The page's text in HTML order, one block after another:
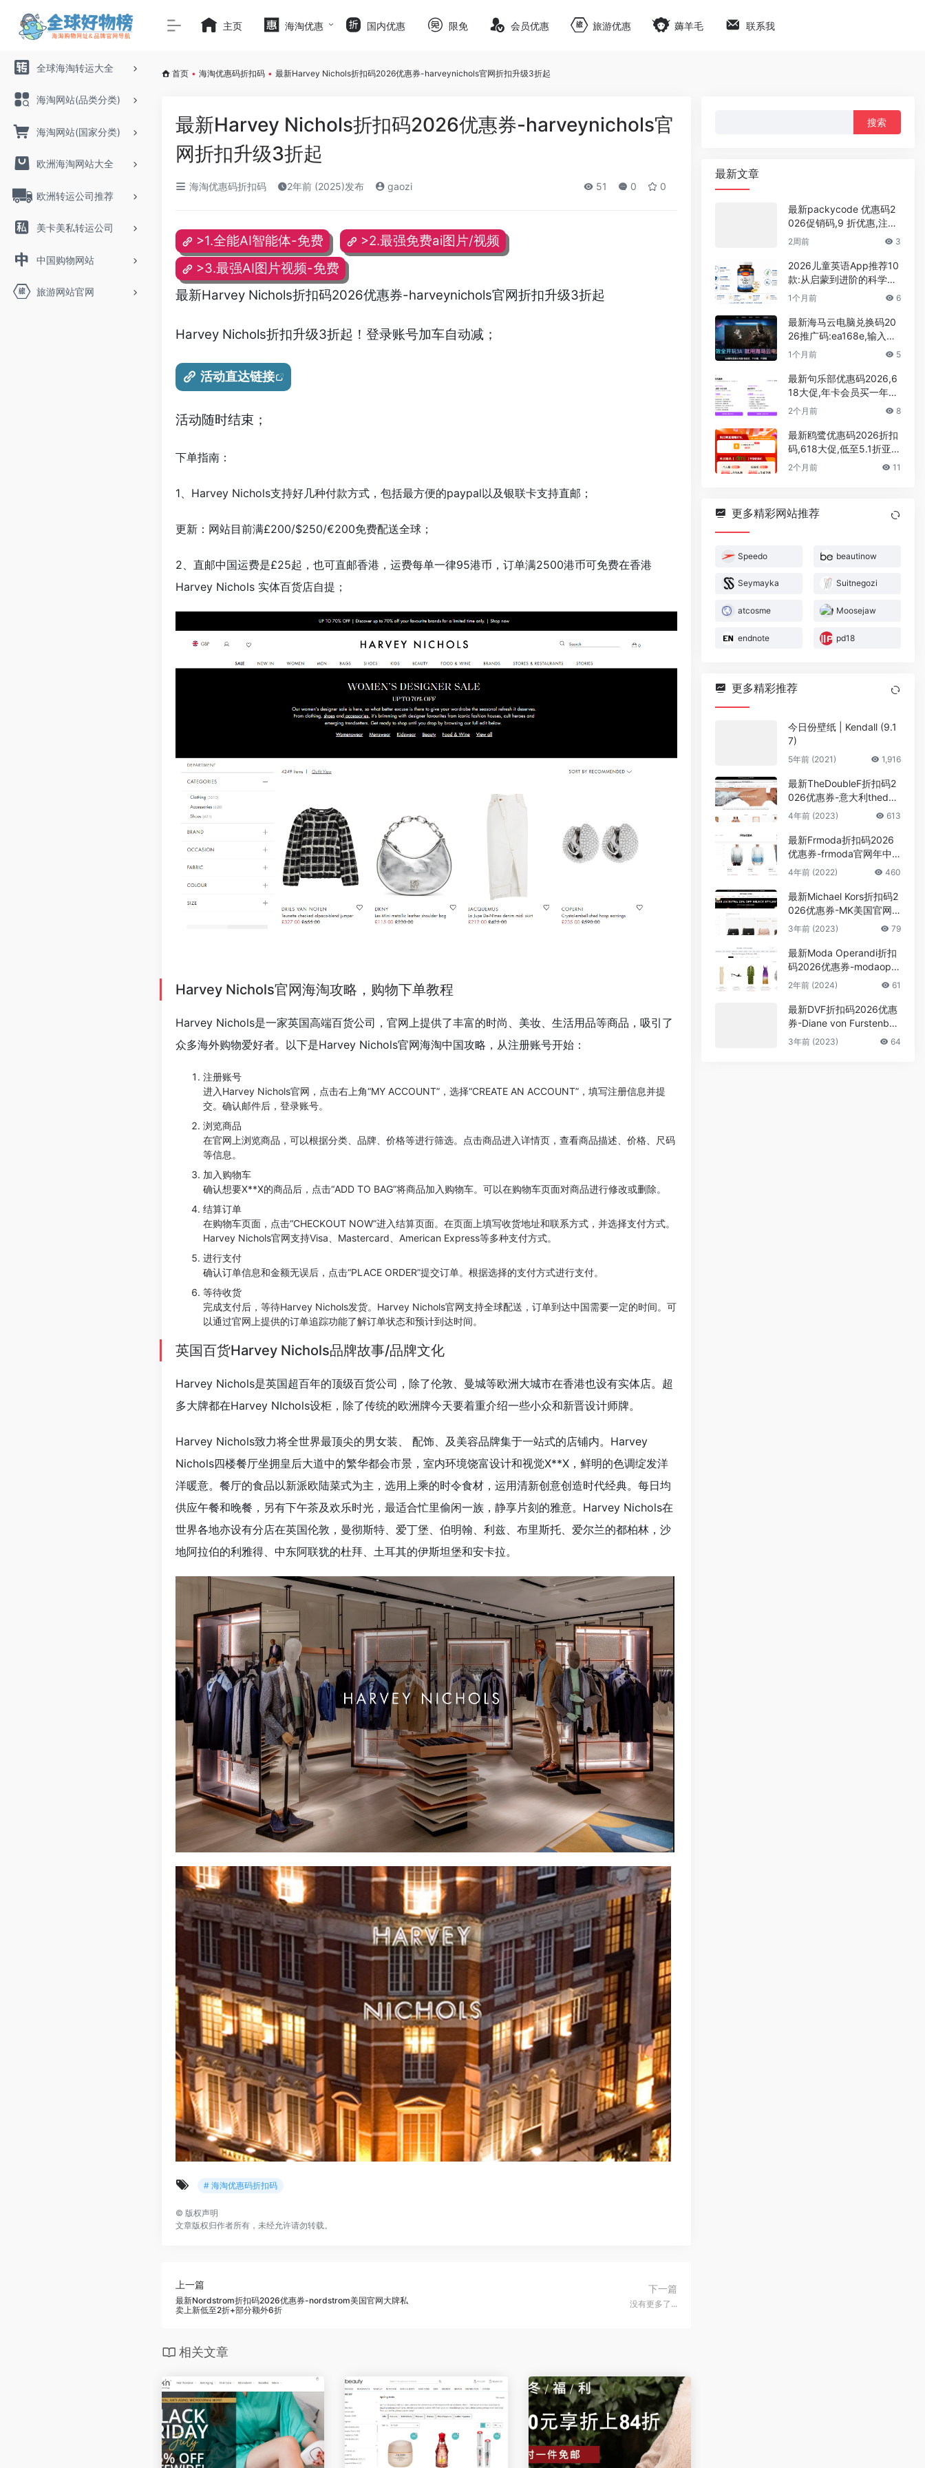
全球海淘转运大全
海淘网站(品类分类)
海淘网站(国家分类)
欧洲海淘网站大全
欧洲转运公司推荐
美卡美私转运公司
中国购物网站
旅游网站官网
主页 海淘优惠 国内优惠 限免 会员优惠 旅游优惠 薅羊毛 联系我
首页 • 海淘优惠码折扣码 • 最新Harvey Nichols折扣码2026优惠券-harveynichols官网折扣升级3折起
最新Harvey Nichols折扣码2026优惠券-harveynichols官
网折扣升级3折起
海淘优惠码折扣码 2年前 (2025)发布 gaozi 51 0 0
>1.全能AI智能体-免费
>2.最强免费ai图片/视频
>3.最强AI图片视频-免费
最新Harvey Nichols折扣码2026优惠券-harveynichols官网折扣升级3折起
Harvey Nichols折扣升级3折起！登录账号加车自动减；
活动直达链接
活动随时结束；
下单指南：
1、Harvey Nichols支持好几种付款方式，包括最方便的paypal以及银联卡支持直邮；
更新：网站目前满£200/$250/€200免费配送全球；
2、直邮中国运费是£25起，也可直邮香港，运费每单一律95港币，订单满2500港币可免费在香港
Harvey Nichols 实体百货店自提；
Harvey Nichols官网海淘攻略，购物下单教程
Harvey Nichols是一家英国高端百货公司，官网上提供了丰富的时尚、美妆、生活用品等商品，吸引了
众多海外购物爱好者。以下是Harvey Nichols官网海淘中国攻略，从注册账号开始：
注册账号
进入Harvey Nichols官网，点击右上角“MY ACCOUNT”，选择“CREATE AN ACCOUNT”，填写注册信息并提
交。确认邮件后，登录账号。
浏览商品
在官网上浏览商品，可以根据分类、品牌、价格等进行筛选。点击商品进入详情页，查看商品描述、价格、尺码
等信息。
加入购物车
确认想要X**X的商品后，点击“ADD TO BAG”将商品加入购物车。可以在购物车页面对商品进行修改或删除。
结算订单
在购物车页面，点击“CHECKOUT NOW”进入结算页面。在页面上填写收货地址和联系方式，并选择支付方式。
Harvey Nichols官网支持Visa、Mastercard、American Express等多种支付方式。
进行支付
确认订单信息和金额无误后，点击“PLACE ORDER”提交订单。根据选择的支付方式进行支付。
等待收货
完成支付后，等待Harvey Nichols发货。Harvey Nichols官网支持全球配送，订单到达中国需要一定的时间。可
以通过官网上提供的订单追踪功能了解订单状态和预计到达时间。
英国百货Harvey Nichols品牌故事/品牌文化
Harvey Nichols是英国超百年的顶级百货公司，除了伦敦、曼城等欧洲大城市在香港也设有实体店。超
多大牌都在Harvey NIchols设柜，除了传统的欧洲牌今天要着重介绍一些小众和新晋设计师牌。
Harvey Nichols致力将全世界最顶尖的男女装、 配饰、及美容品牌集于一站式的店铺内。Harvey
Nichols四楼餐厅坐拥皇后大道中的繁华都会市景，室内环境饶富设计和视觉X**X，鲜明的色调绽发洋
洋暖意。餐厅的食品以新派欧陆菜式为主，选用上乘的时令食材，运用清新创意创造时代经典。每日均
供应午餐和晚餐，另有下午茶及欢乐时光，最适合忙里偷闲一族，静享片刻的雅意。Harvey Nichols在
世界各地亦设有分店在英国伦敦，曼彻斯特、爱丁堡、伯明翰、利兹、布里斯托、爱尔兰的都柏林，沙
地阿拉伯的利雅得、中东阿联犹的杜拜、土耳其的伊斯坦堡和安卡拉。
# 海淘优惠码折扣码
© 版权声明
文章版权归作者所有，未经允许请勿转载。
上一篇
最新Nordstrom折扣码2026优惠券-nordstrom美国官网大牌私
卖上新低至2折+部分额外6折
下一篇
没有更多了...
相关文章
最新文章
最新packycode 优惠码2
026促销码,9 折优惠,注册
即可获得$1体验余额
2周前 3
2026儿童英语App推荐10
款:从启蒙到进阶的科学选
型,家长实测零踩坑攻略
1个月前 6
最新海马云电脑兑换码20
26推广码:ea168e,输入领
取30分钟的免费游戏时长
1个月前 5
最新句乐部优惠码2026,6
18大促,年卡会员买一年送
一年,永久会员超低价
2个月前 8
最新鸥鹭优惠码2026折扣
码,618大促,低至5.1折亚马
逊,tiktok,shopify,temu运
2个月前 11
更多精彩网站推荐
Speedo beautinow
Seymayka Suitnegozi
atcosme Moosejaw
endnote pd18
更多精彩推荐
今日份壁纸 | Kendall (9.1
7)
5年前 (2021) 1,916
最新TheDoubleF折扣码2
026优惠券-意大利thedou
blef官网精选SS23系列额
4年前 (2023) 613
最新Frmoda折扣码2026
优惠券-frmoda官网年中
折扣精选商品低至3折 可
4年前 (2022) 460
最新Michael Kors折扣码2
026优惠券-MK美国官网
双11折扣区额外78折促销
3年前 (2023) 79
最新Moda Operandi折扣
码2026优惠券-modaoper
andi官网精选商品低至3折
2年前 (2024) 61
最新DVF折扣码2026优惠
券-Diane von Furstenber
g香港站新年大促精选5折
3年前 (2023) 64